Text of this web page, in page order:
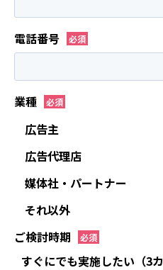
電話番号
業種
広告主
広告代理店
媒体社・パートナー
それ以外
ご検討時期
すぐにでも実施したい（3カ